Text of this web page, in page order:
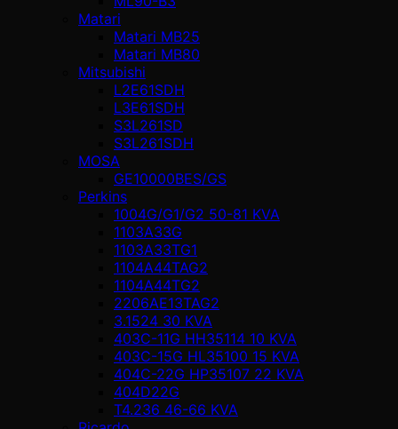
Matari
Matari MB25
Matari MB80
Mitsubishi
L2E61SDH
L3E61SDH
S3L261SD
S3L261SDH
MOSA
GE10000BES/GS
Perkins
1004G/G1/G2 50-81 KVA
1103A33G
1103A33TG1
1104A44TAG2
1104A44TG2
2206AE13TAG2
3.1524 30 KVA
403C-11G HH35114 10 KVA
403C-15G HL35100 15 KVA
404C-22G HP35107 22 KVA
404D22G
T4.236 46-66 KVA